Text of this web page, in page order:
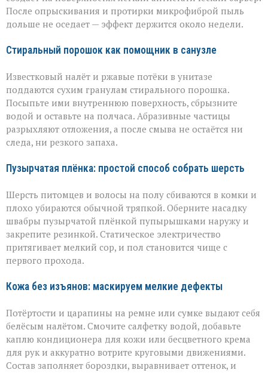
После опрыскивания и протирки микрофиброй пыль
дольше не оседает — эффект держится около недели.
Стиральный порошок как помощник в санузле
Известковый налёт и ржавые потёки в унитазе
поддаются сухим гранулам стирального порошка.
Посыпьте ими внутреннюю поверхность, сбрызните
водой и оставьте на полчаса. Абразивные частицы
разрыхляют отложения, а после смыва не остаётся ни
следа, ни резкого запаха.
Пузырчатая плёнка: простой способ собрать шерсть
Шерсть питомцев и волосы на полу сбиваются в комки и
плохо убираются обычной тряпкой. Оберните насадку
швабры пузырчатой плёнкой пупырышками наружу и
закрепите резинкой. Статическое электричество
притягивает мелкий сор, и пол становится чище с
первого прохода.
Кожа без изъянов: маскируем мелкие дефекты
Потёртости и царапины на ремне или сумке выдают себя
белёсым налётом. Смочите салфетку водой, добавьте
каплю кондиционера для кожи или бесцветного крема
для рук и аккуратно вотрите круговыми движениями.
Состав заполняет бороздки, выравнивает оттенок, и